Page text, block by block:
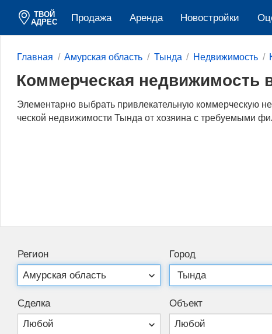
ТВОЙ
АДРЕС
Продажа Аренда Новостройки
Главная Амурская область Тында Недвижимость
Коммерческая недвижимость
Элементарно выбрать привлекательную коммерческую
ческой недвижимости Тында от хозяина c требуемыми
Регион Город
Сделка Объект